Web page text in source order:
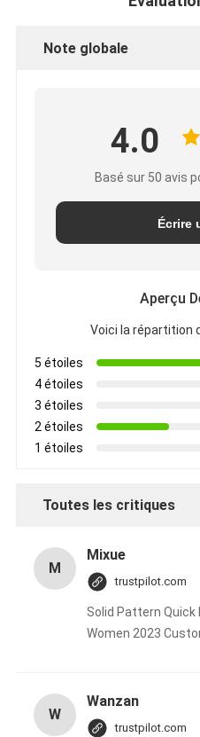
Note globale
4.0
Basé sur 50 avis
Écrire
Aperçu
Voici la répartition
5 étoiles
4 étoiles
3 étoiles
2 étoiles
1 étoiles
Toutes les critiques
M
Mixue
trustpilot.com
Solid Pattern
Women 2023
W
Wanzan
trustpilot.com